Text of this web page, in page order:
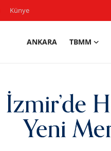
Künye
ANKARA TBMM